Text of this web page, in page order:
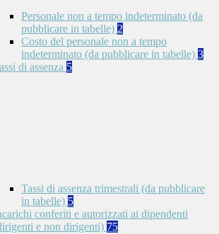
Personale non a tempo indeterminato (da
pubblicare in tabelle) 2
Costo del personale non a tempo
indeterminato (da pubblicare in tabelle) 3
di assenza 5
Tassi di assenza trimestrali (da pubblicare
in tabelle) 5
conferiti e autorizzati ai dipendenti
e non dirigenti) 75